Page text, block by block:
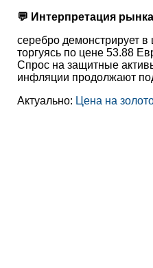
💬 Интерпретация рынка
серебро демонстрирует
торгуясь по цене 53.88
Спрос на защитные
инфляции продолжают
Актуально: Цена на